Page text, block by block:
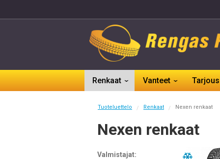
Renkaat Vanteet
Tuoteluettelo / Renkaat / Nexen renkaat
Nexen renkaat
Valmistajat: